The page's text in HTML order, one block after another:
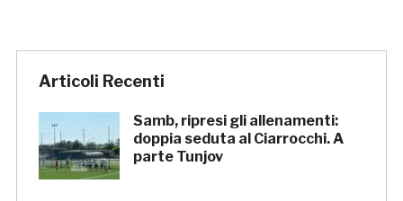
Articoli Recenti
Samb, ripresi gli allenamenti:
doppia seduta al Ciarrocchi. A
parte Tunjov